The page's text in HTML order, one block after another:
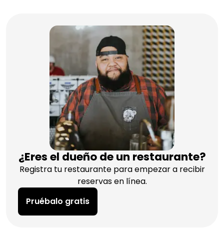
¿Eres el dueño de un restaurante?
Registra tu restaurante para empezar a recibir
reservas en línea.
Pruébalo gratis